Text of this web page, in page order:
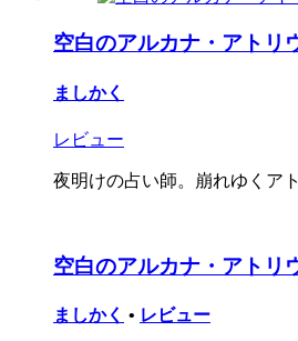
空白のアルカナ・アトリ
ましかく
レビュー
夜明けの占い師。崩れゆくア
空白のアルカナ・アトリ
ましかく • レビュー